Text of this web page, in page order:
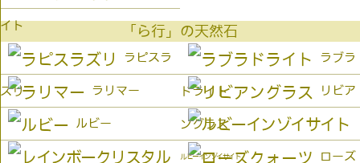
イト 「ら行」の天然石
ラピスラ
ズリ
ラブラ
ドライト
ラリマー リビア
ングラス
ルビー
ルビーインゾイサイト ローズ